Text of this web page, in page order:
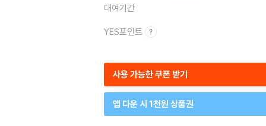
대여기간
YES포인트
사용 가능한 쿠폰 받기
앱 다운 시 1천원 상품권